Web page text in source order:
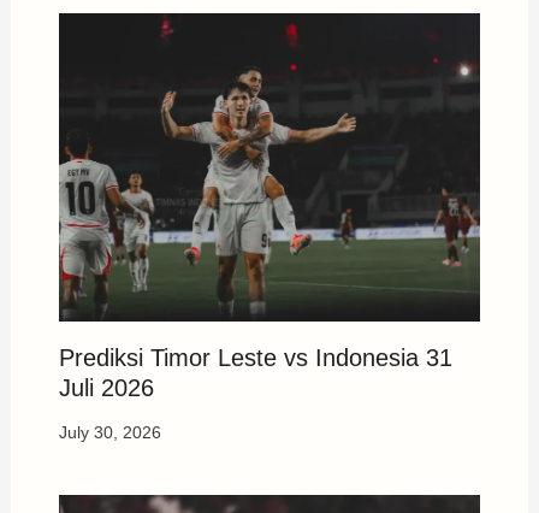
Prediksi Timor Leste vs Indonesia 31
Juli 2026
July 30, 2026